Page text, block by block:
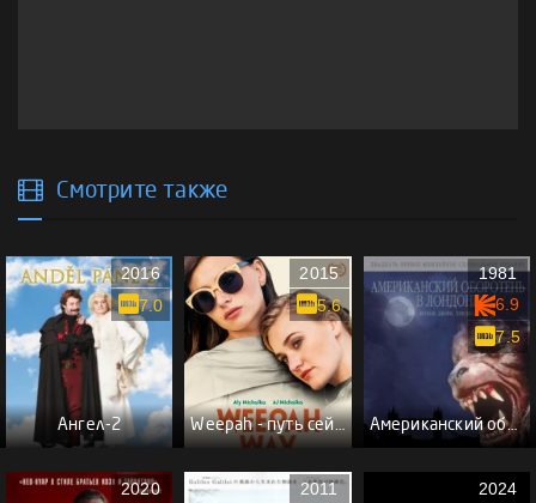
Смотрите также
Ангел-2
2016
7.0
Weepah - путь сейчас
2015
5.6
Американский оборотень в Лондоне
1981
6.9
7.5
2020 2011 2024